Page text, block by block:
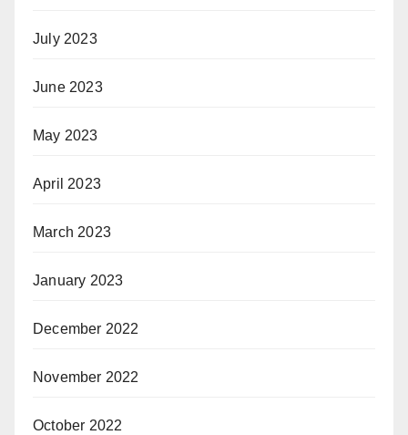
July 2023
June 2023
May 2023
April 2023
March 2023
January 2023
December 2022
November 2022
October 2022